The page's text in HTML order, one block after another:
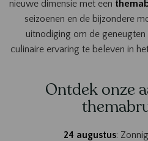
nieuwe dimensie met een
seizoenen en de bijzondere
uitnodiging om de geneugten
culinaire ervaring te beleven in
Ontdek onze
24 augustus: